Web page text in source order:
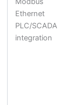
Ethernet
PLC/SCADA
integration